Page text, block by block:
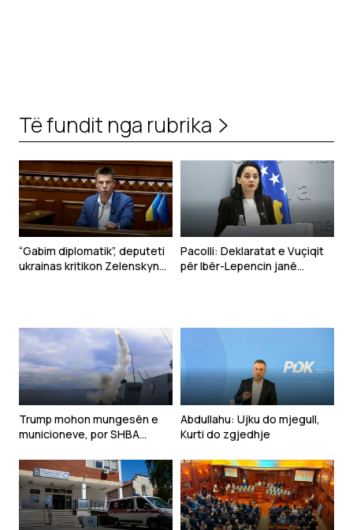
Të fundit nga rubrika
“Gabim diplomatik”, deputeti
ukrainas kritikon Zelenskyn
Pacolli: Deklaratat e Vuçiqit
për Ibër-Lepencin janë
Trump mohon mungesën e
municioneve, por SHBA
armëve për luftën me Iranin
Abdullahu: Ujku do mjegull,
Kurti do zgjedhje